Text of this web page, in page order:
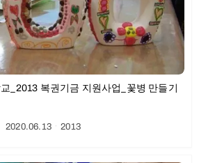
_2013 복권기금 지원사업_꽃병 만들기
2020.06.13ㆍ2013